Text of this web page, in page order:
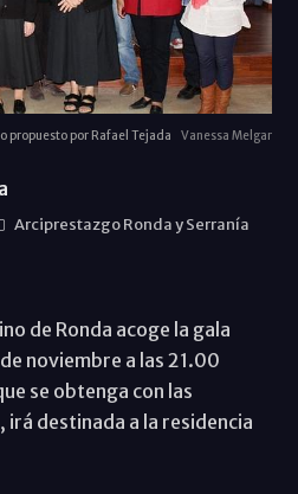
propuesto por Rafael Tejada Vanessa Melgar
Arciprestazgo Ronda y Serraní­a
de Ronda acoge la gala
noviembre a las 21.00
se obtenga con las
irá destinada a la residencia